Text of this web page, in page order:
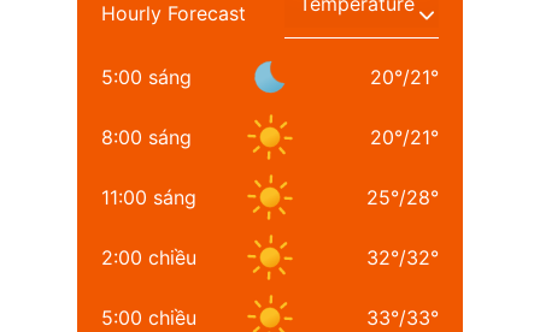
Hourly Forecast
5:00 sáng 20°/21°
8:00 sáng 20°/21°
11:00 sáng 25°/28°
2:00 chiều 32°/32°
5:00 chiều 33°/33°